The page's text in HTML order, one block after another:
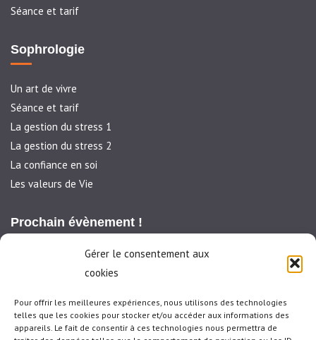
Gérer le consentement aux
cookies
Pour offrir les meilleures expériences, nous utilisons des technologies
telles que les cookies pour stocker et/ou accéder aux informations des
appareils. Le fait de consentir à ces technologies nous permettra de
Séance et tarif
Sophrologie
Un art de vivre
Séance et tarif
La gestion du stress 1
La gestion du stress 2
La confiance en soi
Les valeurs de Vie
Prochain évènement !
Sophrologie en groupe
ça commence ... une heure pour se faire du bien le lundi un